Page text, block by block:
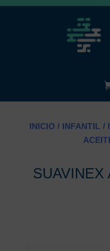
INICIO / INFANTIL /
SUAVINEX